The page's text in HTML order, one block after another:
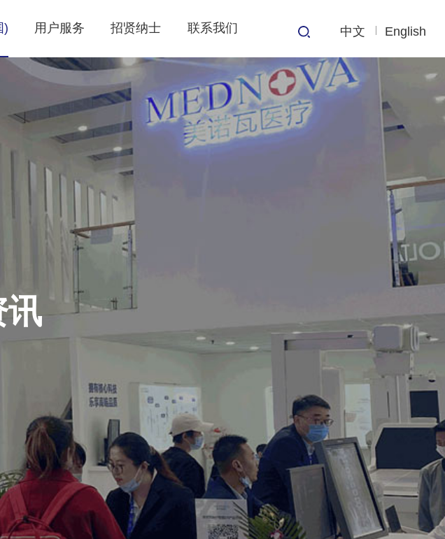
) 用户服务 招贤纳士 联系我们 中文 English
讯